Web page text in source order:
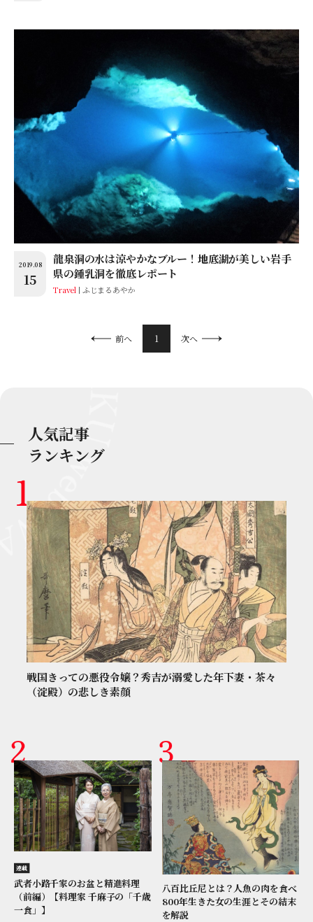
2019.08
15
龍泉洞の水は涼やかなブルー！地底湖が美しい岩手
県の鍾乳洞を徹底レポート
Travel ふじまるあやか
前へ 1 次へ
人気記事
ランキング
戦国きっての悪役令嬢？秀吉が溺愛した年下妻・茶々
（淀殿）の悲しき素顔
連載
武者小路千家のお盆と精進料理
（前編）【料理家 千麻子の「千歳
一食」】
八百比丘尼とは？人魚の肉を食べ
800年生きた女の生涯とその結末
を解説